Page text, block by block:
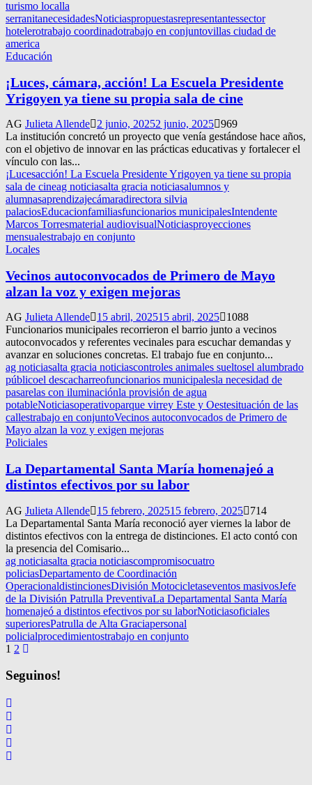
turismo localla
serranitanecesidadesNoticiaspropuestasrepresentantessector
hotelerotrabajo coordinadotrabajo en conjuntovillas ciudad de
america
Educación
¡Luces, cámara, acción! La Escuela Presidente
Yrigoyen ya tiene su propia sala de cine
AG Julieta Allende 2 junio, 20252 junio, 2025 969
La institución concretó un proyecto que venía gestándose hace años,
con el objetivo de innovar en las prácticas educativas y fortalecer el
vínculo con las...
¡Lucesacción! La Escuela Presidente Yrigoyen ya tiene su propia
sala de cineag noticiasalta gracia noticiasalumnos y
alumnasaprendizajecámaradirectora silvia
palaciosEducacionfamiliasfuncionarios municipalesIntendente
Marcos Torresmaterial audiovisualNoticiasproyecciones
mensualestrabajo en conjunto
Locales
Vecinos autoconvocados de Primero de Mayo
alzan la voz y exigen mejoras
AG Julieta Allende 15 abril, 202515 abril, 2025
1088
Funcionarios municipales recorrieron el barrio junto a vecinos
autoconvocados y referentes vecinales para escuchar demandas y
avanzar en soluciones concretas. El trabajo fue en conjunto...
ag noticiasalta gracia noticiascontroles animales sueltosel alumbrado
públicoel descacharreofuncionarios municipalesla necesidad de
pasarelas con iluminaciónla provisión de agua
potableNoticiasoperativoparque virrey Este y Oestesituación de las
callestrabajo en conjuntoVecinos autoconvocados de Primero de
Mayo alzan la voz y exigen mejoras
Policiales
La Departamental Santa María homenajeó a
distintos efectivos por su labor
AG Julieta Allende 15 febrero, 202515 febrero, 2025
714
La Departamental Santa María reconoció ayer viernes la labor de
distintos efectivos con la entrega de distinciones. El acto contó con
la presencia del Comisario...
ag noticiasalta gracia noticiascompromisocuatro
policiasDepartamento de Coordinación
OperacionaldistincionesDivisión Motocicletaseventos masivosJefe
de la División Patrulla PreventivaLa Departamental Santa María
homenajeó a distintos efectivos por su laborNoticiasoficiales
superioresPatrulla de Alta Graciapersonal
policialprocedimientostrabajo en conjunto
Navegación
de
entradas
1 2
Seguinos!